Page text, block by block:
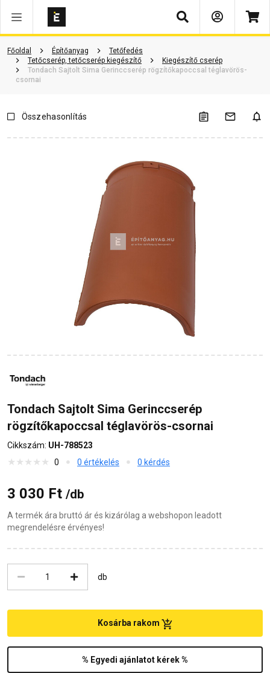
Keresés
Főoldal Építőanyag
Tetőfedés
Tetőcserép, tetőcserép kiegészítő
Kiegészítő cserép
Tondach Sajtolt Sima Gerinccserép rögzítőkapoccsal téglavörös-
csornai
Dokumentumok Kérdések és válaszok
Összehasonlítás
Tondach Sajtolt Sima Gerinccserép
rögzítőkapoccsal téglavörös-csornai
Cikkszám: UH-788523
0
0 értékelés 0 kérdés
3 030 Ft /db
A termék ára bruttó ár és kizárólag a webshopon leadott
megrendelésre érvényes!
db
% Egyedi ajánlatot kérek %
Kosárba rakom